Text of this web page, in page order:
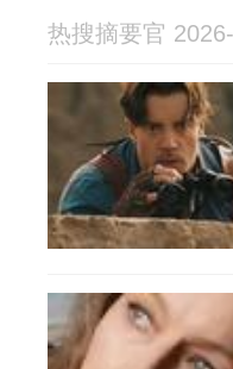
热搜摘要官